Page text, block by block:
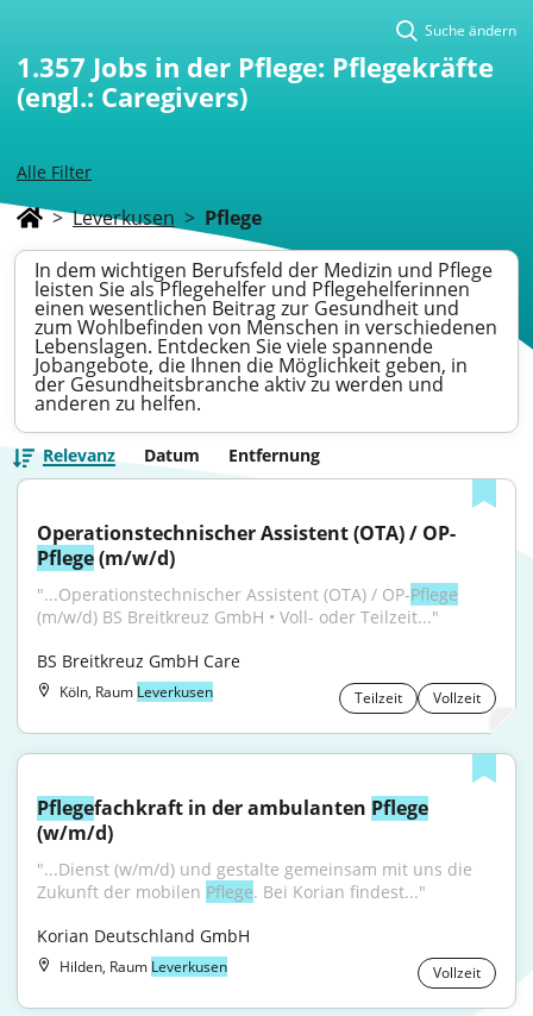
Alle Filter
Suche ändern
1.357 Jobs in der Pflege: Pflegekräfte
(engl.: Caregivers)
> Leverkusen > Pflege
In dem wichtigen Berufsfeld der Medizin und Pflege
leisten Sie als Pflegehelfer und Pflegehelferinnen
einen wesentlichen Beitrag zur Gesundheit und
zum Wohlbefinden von Menschen in verschiedenen
Lebenslagen. Entdecken Sie viele spannende
Jobangebote, die Ihnen die Möglichkeit geben, in
der Gesundheitsbranche aktiv zu werden und
anderen zu helfen.
Relevanz Datum Entfernung
Operationstechnischer Assistent (OTA) / OP-
Pflege (m/w/d)
"...Operationstechnischer Assistent (OTA) / OP-Pflege
(m/w/d) BS Breitkreuz GmbH • Voll- oder Teilzeit..."
BS Breitkreuz GmbH Care
Köln, Raum Leverkusen Teilzeit Vollzeit
Pflegefachkraft in der ambulanten Pflege
(w/m/d)
"...Dienst (w/m/d) und gestalte gemeinsam mit uns die
Zukunft der mobilen Pflege. Bei Korian findest..."
Korian Deutschland GmbH
Hilden, Raum Leverkusen Vollzeit